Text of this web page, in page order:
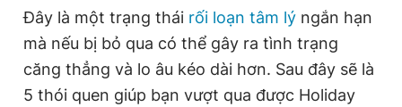
Đọc Thanh Niên trên điện thoại
Đây là một trạng thái rối loạn tâm lý ngắn hạn
mà nếu bị bỏ qua có thể gây ra tình trạng
căng thẳng và lo âu kéo dài hơn. Sau đây sẽ là
5 thói quen giúp bạn vượt qua được Holiday